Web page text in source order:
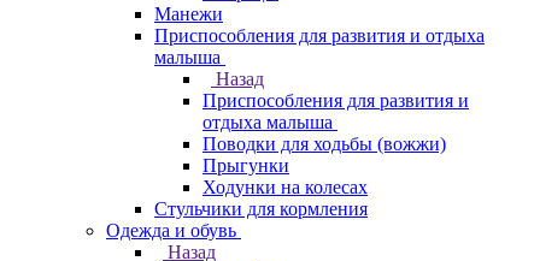
Манежи
Приспособления для развития и отдыха
малыша
Назад
Приспособления для развития и
отдыха малыша
Поводки для ходьбы (вожжи)
Прыгунки
Ходунки на колесах
Стульчики для кормления
Одежда и обувь
Назад